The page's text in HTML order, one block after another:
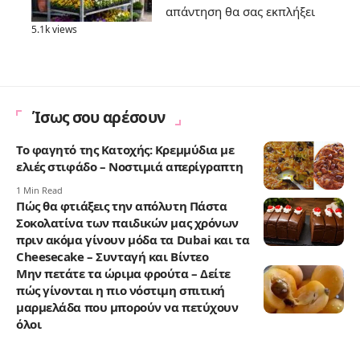
απάντηση θα σας εκπλήξει
5.1k views
Ίσως σου αρέσουν
Το φαγητό της Κατοχής: Κρεμμύδια με
ελιές στιφάδο – Νοστιμιά απερίγραπτη
1 Min Read
Πώς θα φτιάξεις την απόλυτη Πάστα
Σοκολατίνα των παιδικών μας χρόνων
πριν ακόμα γίνουν μόδα τα Dubai και τα
Cheesecake – Συνταγή και Βίντεο
Μην πετάτε τα ώριμα φρούτα – Δείτε
πώς γίνονται η πιο νόστιμη σπιτική
μαρμελάδα που μπορούν να πετύχουν
όλοι